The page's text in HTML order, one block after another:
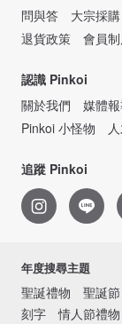
問與答
大宗採購
退貨政策
會員
認識 Pinkoi
關於我們
媒體
Pinkoi 小怪物
追蹤 Pinkoi
年度搜尋主題
聖誕禮物 聖誕節
刻字
情人節禮物